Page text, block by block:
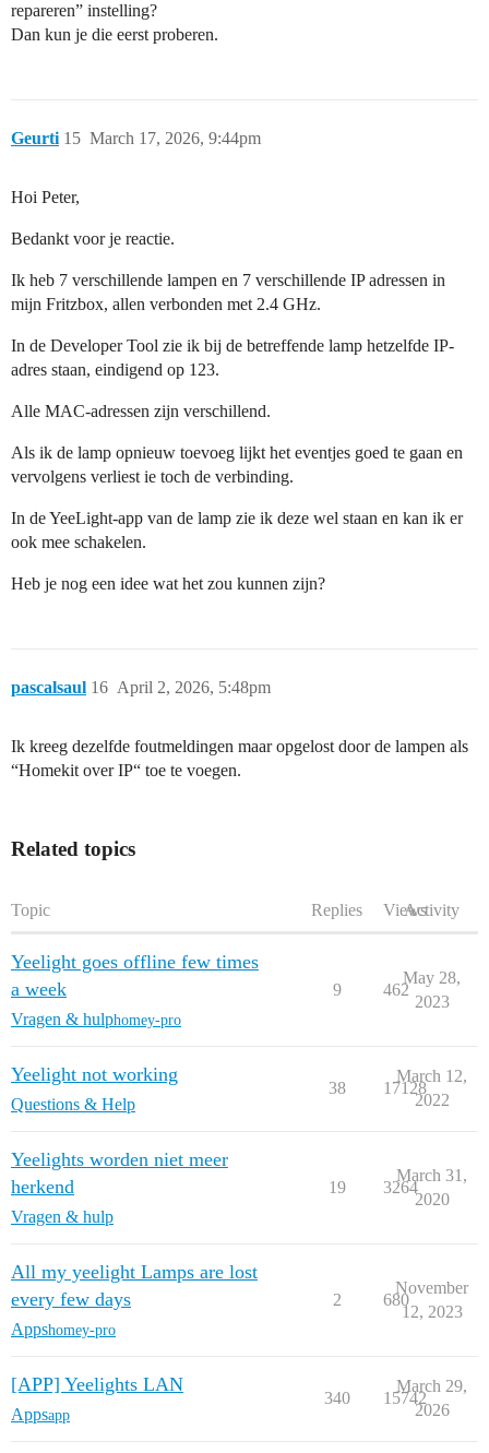
repareren” instelling?
Dan kun je die eerst proberen.
Geurti March 17, 2026, 9:44pm
15
Hoi Peter,
Bedankt voor je reactie.
Ik heb 7 verschillende lampen en 7 verschillende IP adressen in
mijn Fritzbox, allen verbonden met 2.4 GHz.
In de Developer Tool zie ik bij de betreffende lamp hetzelfde IP-
adres staan, eindigend op 123.
Alle MAC-adressen zijn verschillend.
Als ik de lamp opnieuw toevoeg lijkt het eventjes goed te gaan en
vervolgens verliest ie toch de verbinding.
In de YeeLight-app van de lamp zie ik deze wel staan en kan ik er
ook mee schakelen.
Heb je nog een idee wat het zou kunnen zijn?
pascalsaul April 2, 2026, 5:48pm
16
Ik kreeg dezelfde foutmeldingen maar opgelost door de lampen als
“Homekit over IP“ toe te voegen.
Related topics
Topic Replies ViewsActivity
Yeelight goes offline few times
a week
Vragen & hulphomey-pro
9 462
May 28,
2023
Yeelight not working
Questions & Help
38 17128
March 12,
2022
Yeelights worden niet meer
herkend
Vragen & hulp
19 3264
March 31,
2020
All my yeelight Lamps are lost
every few days
Appshomey-pro
2 680
November
12, 2023
[APP] Yeelights LAN
Appsapp
340 15742
March 29,
2026